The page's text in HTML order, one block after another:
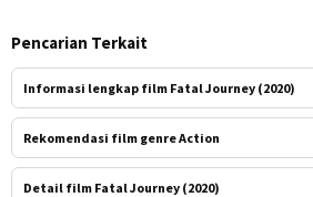
Pencarian Terkait
Informasi lengkap film Fatal Journey (2020)
Rekomendasi film genre Action
Detail film Fatal Journey (2020)